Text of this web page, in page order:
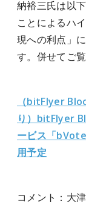
納裕三氏は以
ことによるハ
現への利点」
す。併せてご覧
（bitFlyer
り）bitFlyer
ービス「
用予定
コメント：大